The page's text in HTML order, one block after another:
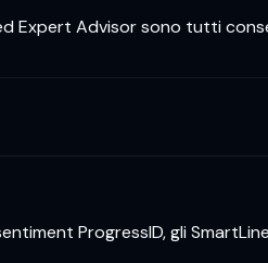
Expert Advisor sono tutti
ProgressID, gli